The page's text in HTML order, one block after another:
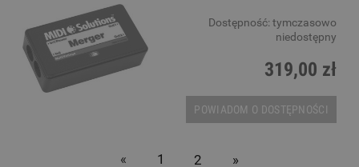
Dostępność: tymczasowo
niedostępny
319,00 zł
POWIADOM O DOSTĘPNOŚCI
« 1 2 »